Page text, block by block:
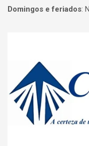
Domingos e feriados: